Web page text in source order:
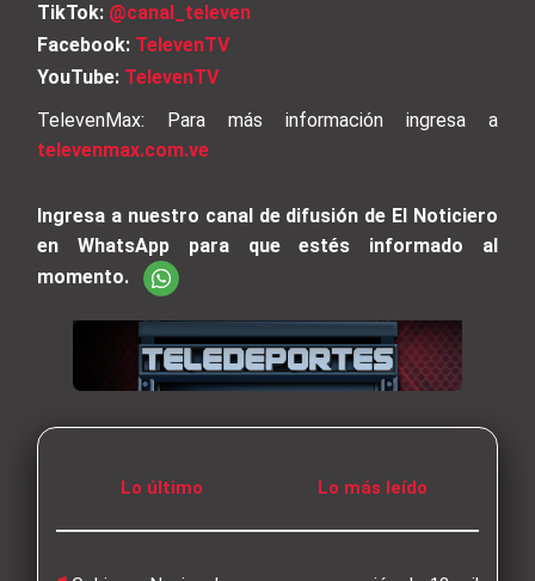
TikTok: @canal_televen
Facebook: TelevenTV
YouTube: TelevenTV
TelevenMax: Para más información ingresa a
televenmax.com.ve
Ingresa a nuestro canal de difusión de El Noticiero
en WhatsApp para que estés informado al
momento.
Lo último Lo más leído